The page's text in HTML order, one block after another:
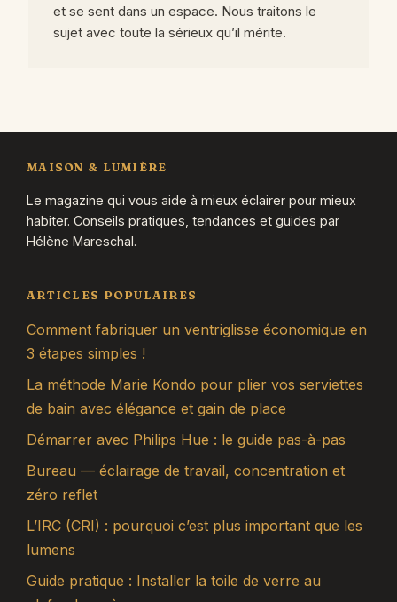
et se sent dans un espace. Nous traitons le
sujet avec toute la sérieux qu’il mérite.
MAISON & LUMIÈRE
Le magazine qui vous aide à mieux éclairer pour mieux
habiter. Conseils pratiques, tendances et guides par
Hélène Mareschal.
ARTICLES POPULAIRES
Comment fabriquer un ventriglisse économique en
3 étapes simples !
La méthode Marie Kondo pour plier vos serviettes
de bain avec élégance et gain de place
Démarrer avec Philips Hue : le guide pas-à-pas
Bureau — éclairage de travail, concentration et
zéro reflet
L’IRC (CRI) : pourquoi c’est plus important que les
lumens
Guide pratique : Installer la toile de verre au